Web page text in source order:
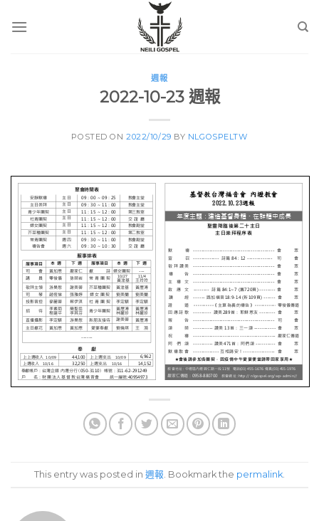
週報
2022-10-23 週報
POSTED ON2022/10/29 BY NLGOSPELTW
This entry was posted in 週報 . Bookmark the permalink